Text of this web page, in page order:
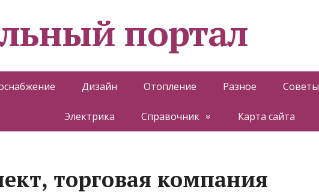
портал
Дизайн Отопление Разное Советы
Электрика Справочник Карта сайта
торговая компания